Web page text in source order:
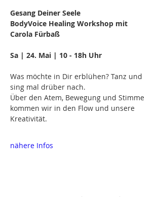
Gesang Deiner Seele
BodyVoice Healing Workshop mit
Carola Fürbaß
Sa | 24. Mai | 10 - 18h Uhr
Was möchte in Dir erblühen? Tanz und
sing mal drüber nach.
Über den Atem, Bewegung und Stimme
kommen wir in den Flow und unsere
Kreativität.
nähere Infos